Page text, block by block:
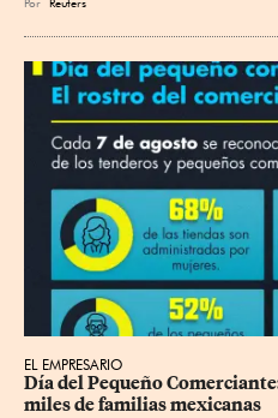
EL EMPRESARIO
Día del Pequeño
miles de familias mexicanas